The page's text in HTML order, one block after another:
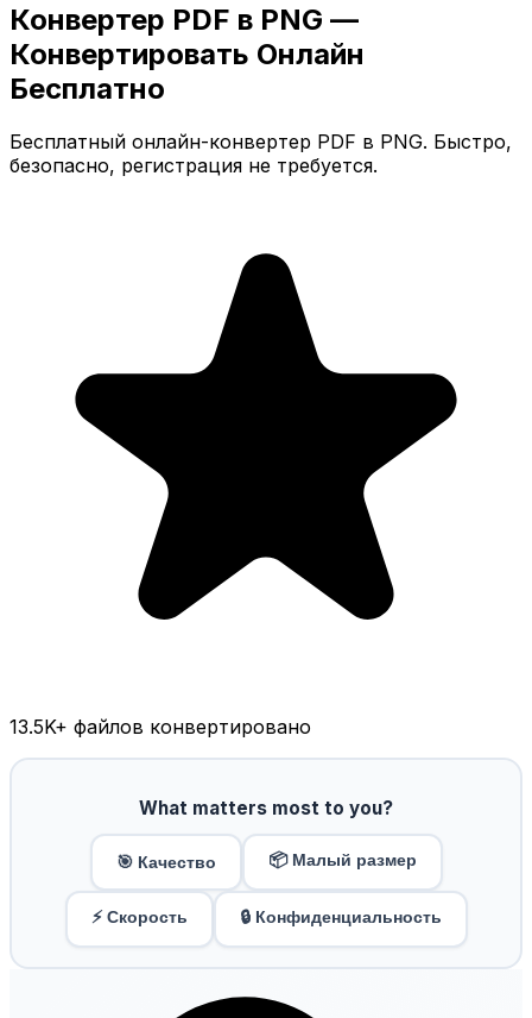
Конвертер PDF в PNG —
Конвертировать Онлайн
Бесплатно
Бесплатный онлайн-конвертер PDF в PNG. Быстро,
безопасно, регистрация не требуется.
13.5K+ файлов конвертировано
What matters most to you?
🎯 Качество 📦 Малый размер
⚡ Скорость 🔒 Конфиденциальность